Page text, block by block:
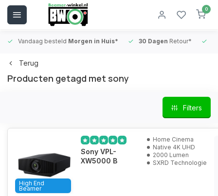
0
Vandaag besteld Morgen in Huis* 30 Dagen Retour*
Terug
Producten getagd met sony
Filters
High End
Beamer
Sony VPL-
XW5000 B
Home Cinema
Native 4K UHD
2000 Lumen
SXRD Technologie